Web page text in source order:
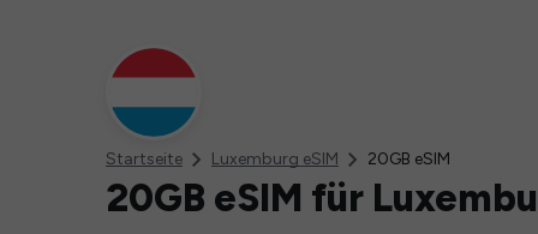
Startseite Luxemburg eSIM 20GB eSIM
20GB eSIM für